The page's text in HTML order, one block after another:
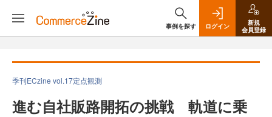
事例を探す ログイン
新規
会員登録
季刊ECzine vol.17定点観測
進む自社販路開拓の挑戦 軌道に乗